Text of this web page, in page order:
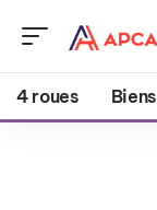
4 roues Biens